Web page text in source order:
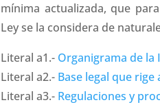
mínima actualizada, que
Ley se la considera de
Literal a1.- Organigrama de
Literal a2.- Base legal que
Literal a3.- Regulaciones y